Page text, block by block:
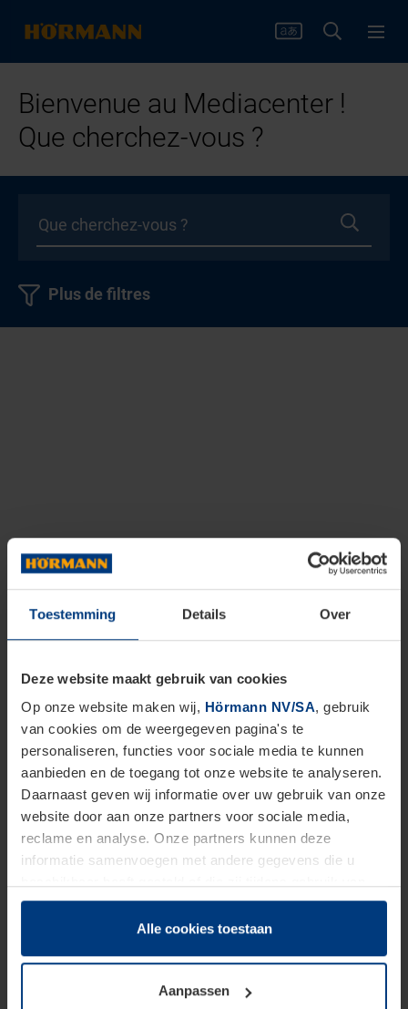
Toestemming Details Over
Deze website maakt gebruik van cookies
Op onze website maken wij, Hörmann NV/SA, gebruik
van cookies om de weergegeven pagina's te
personaliseren, functies voor sociale media te kunnen
aanbieden en de toegang tot onze website te analyseren.
Daarnaast geven wij informatie over uw gebruik van onze
website door aan onze partners voor sociale media,
reclame en analyse. Onze partners kunnen deze
informatie samenvoegen met andere gegevens die u
hun diensten hebben verzameld.
Juridisch hebben wij het recht om cookies op uw
van deze pagina's absoluut vereist is. Voor alle andere
soorten cookies is uw toestemming benodigd. Uw
Alle cookies toestaan
Aanpassen
Bienvenue au Mediacenter !
Que cherchez-vous ?
Plus de filtres